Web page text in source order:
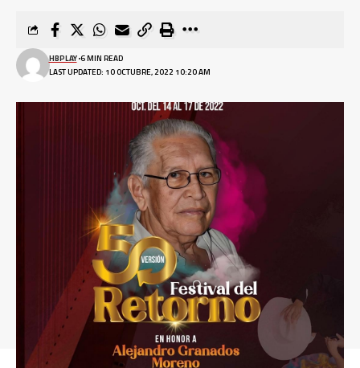
LAST UPDATED: 10 OCTUBRE, 2022 10:20 AM
HBPLAY 6 MIN READ